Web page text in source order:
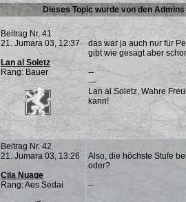
Dieses Topic wurde von den
Beitrag Nr. 41
21. Jumara 03, 12:37
Lan al Soletz
Rang: Bauer
das war ja auch nur für
gibt wie gesagt aber
--
---
Lan al Soletz, Wahre
kann!
Beitrag Nr. 42
21. Jumara 03, 13:26
Cila Nuage
Rang: Aes Sedai
Also, die höchste Stufe
oder?
--